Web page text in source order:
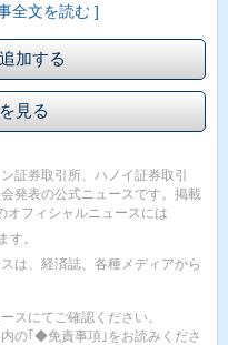
全文を読む ]
加する
見る
証券取引所、ハノイ証券取引
発表の公式ニュースです。掲載
オフィシャルニュースには
す。
は、経済誌、各種メディアから
スにてご確認ください。
の｢◆免責事項｣をお読みくださ